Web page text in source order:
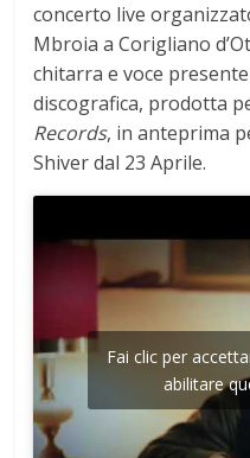
concerto live
Mbroia a Corigliano
chitarra e voce
discografica, prodotta
Records, in anteprima
Shiver dal 23 Aprile.
Fai clic per
abilitare